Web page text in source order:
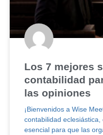
Los 7 mejores
contabilidad
las opiniones
¡Bienvenidos a Wise
contabilidad
esencial para que las